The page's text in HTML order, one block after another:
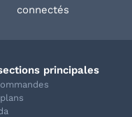
connectés
principales